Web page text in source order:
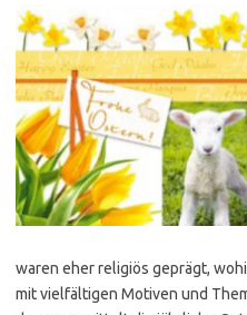
waren eher religiös geprägt,
mit vielfältigen Motiven und